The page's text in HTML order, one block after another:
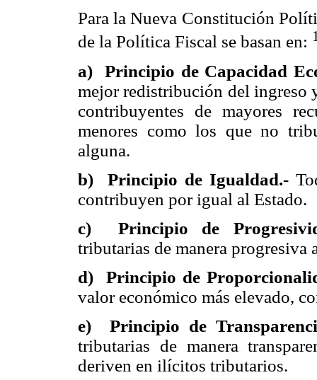
Para la Nueva Constitución
de la Política Fiscal se basan en:
a) Principio de Capacidad
mejor redistribución del ingreso
contribuyentes de mayores
menores como los que no
alguna.
b) Principio de Igualdad.-
contribuyen por igual al Estado.
c) Principio de
tributarias de manera progresiva
d) Principio de
valor económico más elevado,
e) Principio de
tributarias de manera
deriven en ilícitos tributarios.